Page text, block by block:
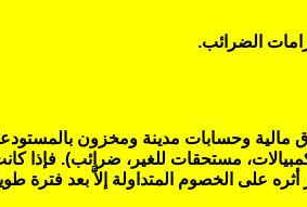
الضرائب.
مالية وحسابات مدينة ومخزون
مستحقات للغير، ضرائب). فإذا
على الخصوم المتداولة إلاَّ بعد فترة